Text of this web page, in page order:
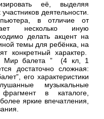
её, выделяя
деятельности.
в отличие от
несколько иную
делать акцент на
темы для ребёнка, на
конкретный характер.
Мир балета ” (4 кл, 1
достаточно сложная:
его характеристики
музыкальные
в каталоге,
яркие впечатления,